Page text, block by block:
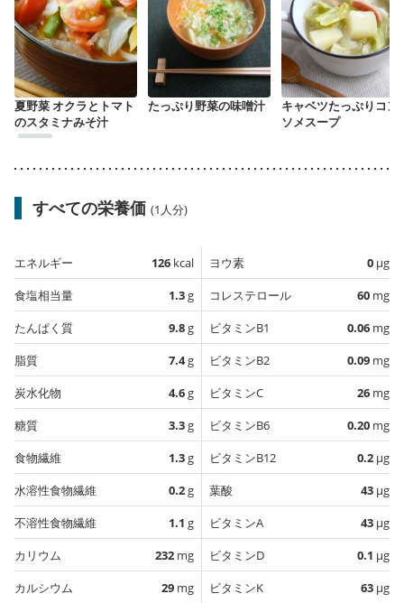
夏野菜 オクラとトマト
のスタミナみそ汁
たっぷり野菜の味噌汁
キャベツたっぷりコン
ソメスープ
すべての栄養価 (1人分)
エネルギー 126 kcal
食塩相当量
1.3g
たんぱく質
9.8g
脂質
7.4g
炭水化物
4.6g
糖質
3.3g
食物繊維
1.3g
水溶性食物繊維
0.2g
不溶性食物繊維
1.1 g
カリウム
232 mg
カルシウム
29 mg
ヨウ素 0 µg
コレステロール
60 mg
ビタミンB1
0.06 mg
ビタミンB2
0.09 mg
ビタミンC
26 mg
ビタミンB6
0.20 mg
ビタミンB12
0.2 µg
葉酸
43 µg
ビタミンA
43 µg
ビタミンD
0.1 µg
ビタミンK
63 µg